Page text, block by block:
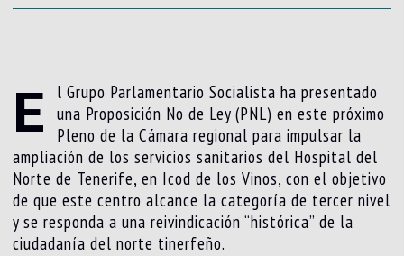
E
l Grupo Parlamentario Socialista ha presentado
una Proposición No de Ley (PNL) en este próximo
Pleno de la Cámara regional para impulsar la
ampliación de los servicios sanitarios del Hospital del
Norte de Tenerife, en Icod de los Vinos, con el objetivo
de que este centro alcance la categoría de tercer nivel
y se responda a una reivindicación “histórica” de la
ciudadanía del norte tinerfeño.